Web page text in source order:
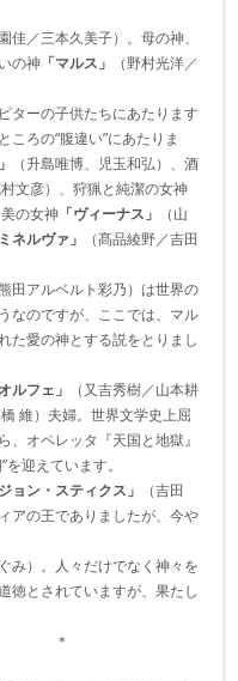
佳／三本久美子）。母の神、
の神 「マルス」
（野村光洋／
ターの子供たちにあたります
ろの“腹違い”にあたりま
（升島唯博、児玉和弘）、酒
村文彦）、狩猟と純潔の女神
の女神 「ヴィーナス」
（山
ミネルヴァ」
（髙品綾野／吉田
田アルベルト彩乃）は世界の
なのですが、ここでは、マル
た愛の神とする説をとりまし
オルフェ」
（又吉秀樹／山本耕
橋 維）夫婦。世界文学史上屈
オペレッタ『天国と地獄』
迎えています。
ジョン・スティクス」
（吉田
アの王でありましたが、今や
み）。人々だけでなく神々を
徳とされていますが、果たし
＊